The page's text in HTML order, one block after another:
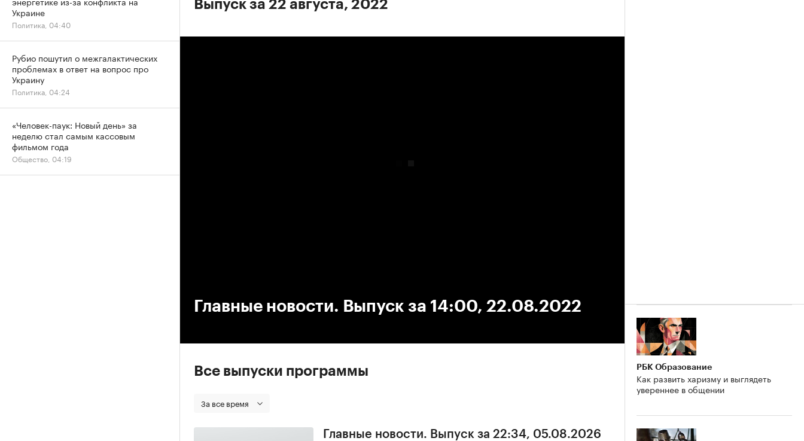
Выпуск за 22 августа, 2022
Главные новости. Выпуск за 14:00, 22.08.2022
Все выпуски программы
За все время
Главные новости. Выпуск за 22:34, 05.08.2026
РБК Образование
Как развить харизму и выглядеть
увереннее в общении
Украине
Политика, 04:40
Рубио пошутил о межгалактических
проблемах в ответ на вопрос про
Украину
Политика, 04:24
«Человек-паук: Новый день» за
неделю стал самым кассовым
фильмом года
Общество, 04:19